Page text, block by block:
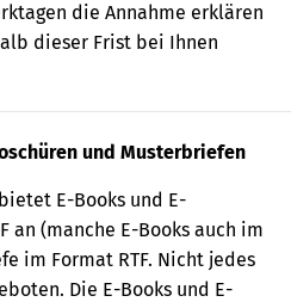
die Annahme erklären
dieser Frist bei Ihnen
und Musterbriefen
E-Books und E-
an (manche E-Books auch im
im Format RTF. Nicht jedes
Die E-Books und E-